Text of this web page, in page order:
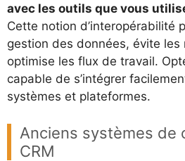
avec les outils que vous
Cette notion d’interopérabilité
gestion des données, évite
optimise les flux de travail.
capable de s’intégrer
systèmes et plateformes.
Anciens systèmes de
CRM